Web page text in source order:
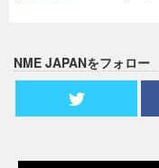
NME JAPANをフォロー